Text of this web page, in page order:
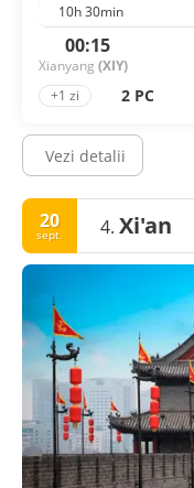
10h 30min
00:15
Xianyang (XIY)
+1 zi
2 PC
Vezi detalii
20
sept. 4. Xi'an